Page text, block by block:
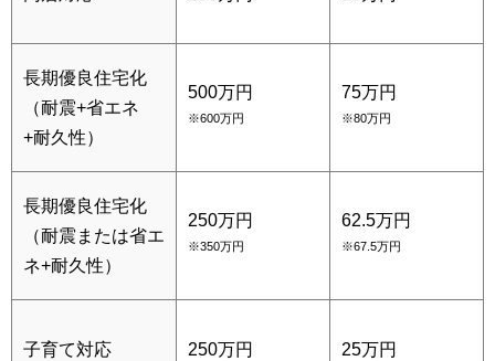
長期優良住宅化
（耐震+省エネ
+耐久性）
500万円
※600万円
75万円
※80万円
長期優良住宅化
（耐震または省エ
ネ+耐久性）
250万円
※350万円
62.5万円
※67.5万円
子育て対応 250万円 25万円